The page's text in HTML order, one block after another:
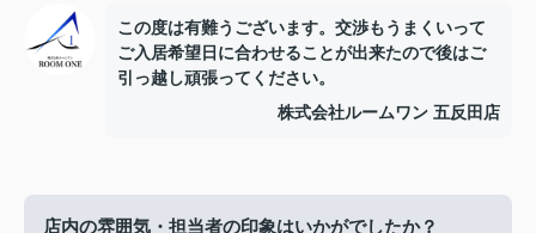
この度は有難うございます。交渉もうまくいって
ご入居希望日に合わせることが出来たので後はご
引っ越し頑張ってください。
株式会社ルームワン 五反田店
店内の雰囲気・担当者の印象はいかがでしたか？